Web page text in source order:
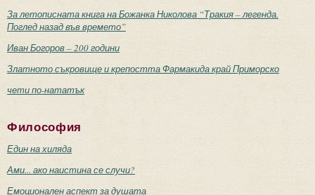
За летописната книга на Божанка Николова “Тракия – легенда.
Поглед назад във времето”
Иван Богоров – 200 години
Златното съкровище и крепостта Фармакида край Приморско
чети по-нататък
Философия
Един на хиляда
Ами... ако наистина се случи?
Емоционален аспект за душата